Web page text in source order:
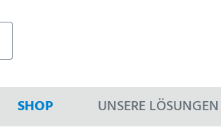
SHOP UNSERE LÖSUNGEN